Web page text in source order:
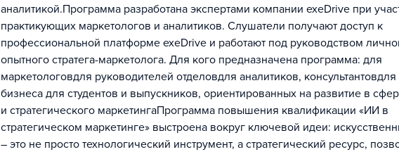
аналитикой.Программа разработана экспертами компании exeDrive при
практикующих маркетологов и аналитиков. Слушатели получают доступ к
профессиональной платформе exeDrive и работают под руководством
опытного стратега-маркетолога. Для кого предназначена программа: для
маркетологовдля руководителей отделовдля аналитиков,
бизнеса для студентов и выпускников, ориентированных на развитие в
и стратегического маркетингаПрограмма повышения квалификации «ИИ в
стратегическом маркетинге» выстроена вокруг ключевой идеи:
– это не просто технологический инструмент, а стратегический ресурс,